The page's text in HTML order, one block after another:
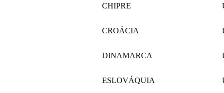
CHIPRE
CROÁCIA
DINAMARCA
ESLOVÁQUIA